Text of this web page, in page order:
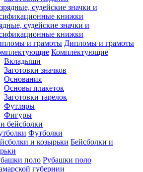
судейские значки и
книжки
Дипломы и грамоты
Комплектующие
Вкладыши
Заготовки значков
Основания
Основы плакеток
Заготовки тарелок
Футляры
Фигуры
бейсболки
Футболки
Бейсболки и
Рубашки поло
губернии